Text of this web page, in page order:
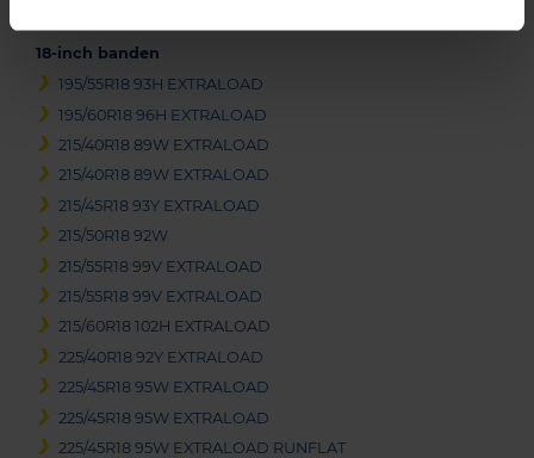
18-inch banden
195/55R18 93H EXTRALOAD
195/60R18 96H EXTRALOAD
215/40R18 89W EXTRALOAD
215/40R18 89W EXTRALOAD
215/45R18 93Y EXTRALOAD
215/50R18 92W
215/55R18 99V EXTRALOAD
215/55R18 99V EXTRALOAD
215/60R18 102H EXTRALOAD
225/40R18 92Y EXTRALOAD
225/45R18 95W EXTRALOAD
225/45R18 95W EXTRALOAD
225/45R18 95W EXTRALOAD RUNFLAT